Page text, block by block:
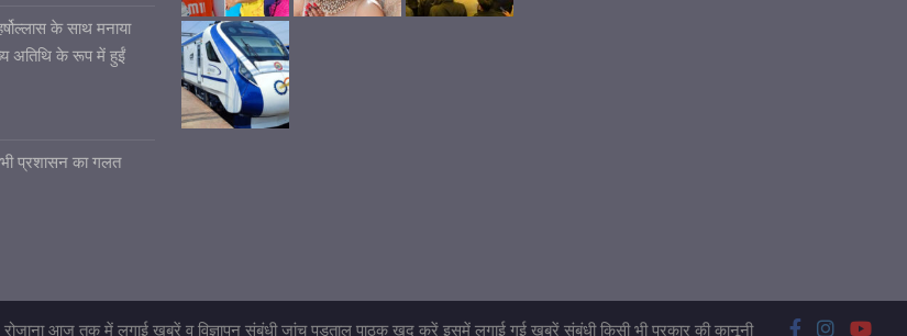
के साथ मनाया
अतिथि के रूप में हुईं
प्रशासन का गलत
रोजाना आज तक में लगाई खबरें व विज्ञापन संबंधी जांच पड़ताल पाठक खुद करें इसमें लगाई गई खबरें संबंधी किसी भी प्रकार की कानूनी